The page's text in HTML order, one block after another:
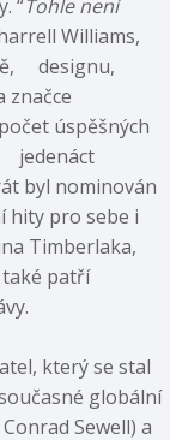
“Tohle není
Williams,
designu,
značce
úspěšných
jedenáct
byl nominován
hity pro sebe i
Timberlaka,
také patří
který se stal
globální
Sewell) a